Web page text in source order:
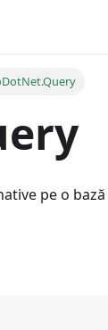
pe o bază